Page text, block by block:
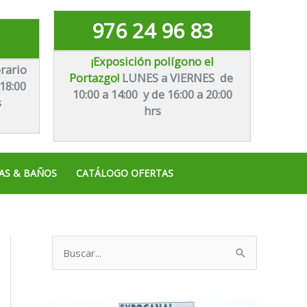
976 24 96 83
¡Exposición polígono el
Portazgo! LUNES a VIERNES de
10:00 a 14:00 y de 16:00 a 20:00
hrs
& BAÑOS CATÁLOGO OFERTAS
u